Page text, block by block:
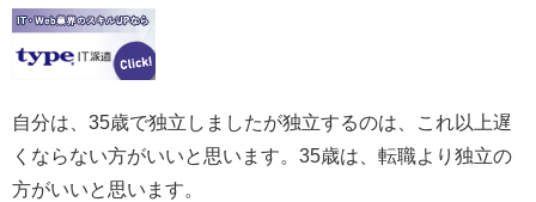
自分は、35歳で独立しましたが独立するのは、これ以上遅
くならない方がいいと思います。35歳は、転職より独立の
方がいいと思います。